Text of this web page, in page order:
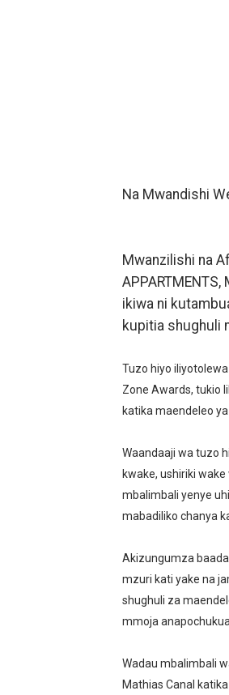
TBS
TBS
DKT.
Na Mwandishi
Mwanzilishi na
ikiwa ni
kupitia shughuli
Tuzo hiyo
Zone Awards, tukio
katika maendeleo
Waandaaji wa tuzo
kwake, ushiriki
mbalimbali yenye
mabadiliko chanya
Akizungumza
mzuri kati yake na
shughuli za
mmoja
Wadau mbalimbali
Mathias Canal